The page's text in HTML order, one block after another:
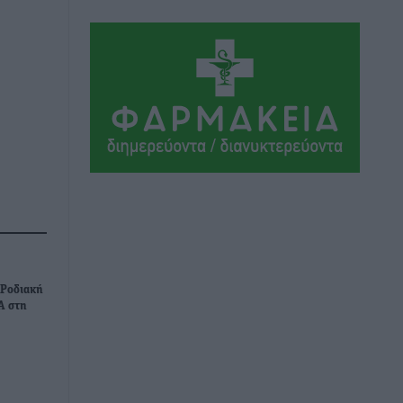
στη
Ακαθάριστα οικόπεδα: Τι γίνεται όταν
ο ιδιοκτήτης δεν τα καθαρίσει – Πώς
κινούνται δήμοι και ΠΣ, ποιος
πληρώνει τον λογαριασμό
Τοπικές Ειδήσεις πριν 5 ώρες